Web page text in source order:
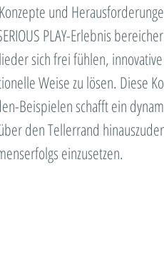
und
PLAY-Erlebnis
sich frei fühlen,
Weise zu lösen. Diese
Beispielen schafft ein
den Tellerrand
einzusetzen.